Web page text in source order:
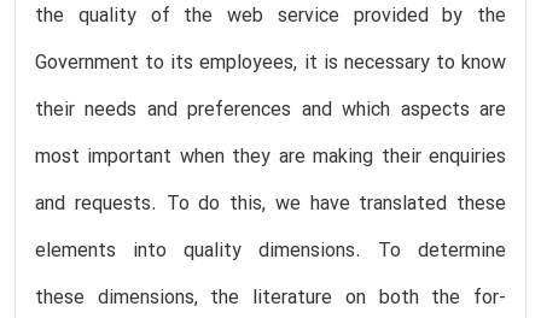
the quality of the web service provided by the
Government to its employees, it is necessary to know
their needs and preferences and which aspects are
most important when they are making their enquiries
and requests. To do this, we have translated these
elements into quality dimensions. To determine
these dimensions, the literature on both the for-